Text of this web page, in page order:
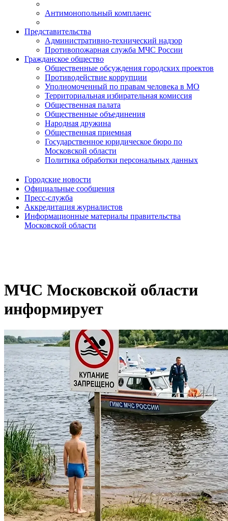
Антимонопольный комплаенс
Представительства
Административно-технический надзор
Противопожарная служба МЧС России
Гражданское общество
Общественные обсуждения городских проектов
Противодействие коррупции
Уполномоченный по правам человека в МО
Территориальная избирательная комиссия
Общественная палата
Общественные объединения
Народная дружина
Общественная приемная
Государственное юридическое бюро по
Московской области
Политика обработки персональных данных
Городские новости
Официальные сообщения
Пресс-служба
Аккредитация журналистов
Информационные материалы правительства
Московской области
МЧС Московской области
информирует